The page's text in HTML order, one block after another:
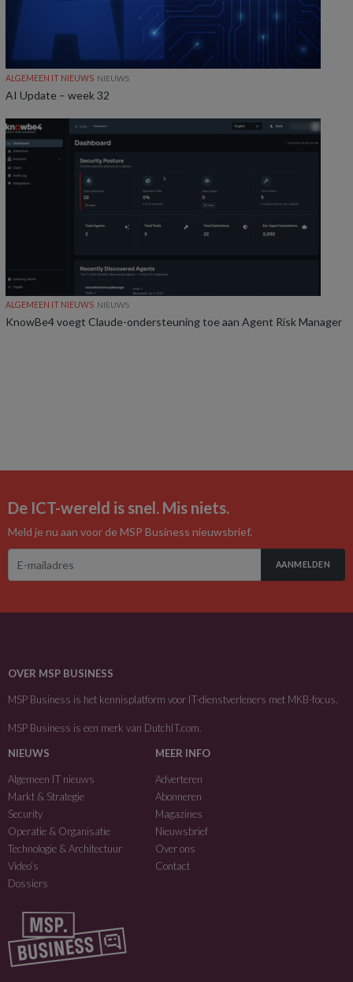
ALGEMEEN IT NIEUWS NIEUWS
AI Update – week 32
ALGEMEEN IT NIEUWS NIEUWS
KnowBe4 voegt Claude-ondersteuning toe aan Agent Risk Manager
De ICT-wereld is snel. Mis niets.
Meld je nu aan voor de MSP Business nieuwsbrief.
AANMELDEN
OVER MSP BUSINESS
MSP Business is het kennisplatform voor IT-dienstverleners met MKB-focus.
MSP Business is een merk van DutchIT.com.
NIEUWS
Algemeen IT nieuws
Markt & Strategie
Security
Operatie & Organisatie
Technologie & Architectuur
Video’s
Dossiers
MEER INFO
Adverteren
Abonneren
Magazines
Nieuwsbrief
Over ons
Contact